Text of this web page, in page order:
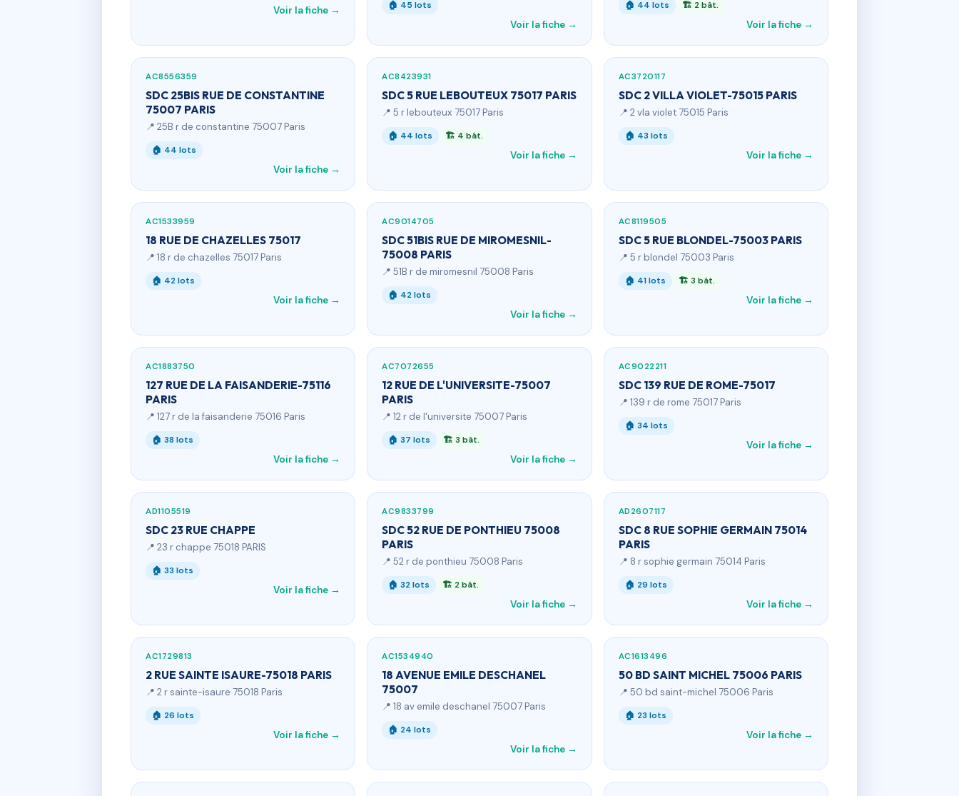
Voir la fiche → 🏠 45 lots
Voir la fiche →
🏠 44 lots 🏗 2 bât.
Voir la fiche →
AC8556359
SDC 25BIS RUE DE CONSTANTINE
75007 PARIS
📍 25B r de constantine 75007 Paris
🏠 44 lots
Voir la fiche →
AC8423931
SDC 5 RUE LEBOUTEUX 75017 PARIS
📍 5 r lebouteux 75017 Paris
🏠 44 lots 🏗 4 bât.
Voir la fiche →
AC3720117
SDC 2 VILLA VIOLET-75015 PARIS
📍 2 vla violet 75015 Paris
🏠 43 lots
Voir la fiche →
AC1533959
18 RUE DE CHAZELLES 75017
📍 18 r de chazelles 75017 Paris
🏠 42 lots
Voir la fiche →
AC9014705
SDC 51BIS RUE DE MIROMESNIL-
75008 PARIS
📍 51B r de miromesnil 75008 Paris
🏠 42 lots
Voir la fiche →
AC8119505
SDC 5 RUE BLONDEL-75003 PARIS
📍 5 r blondel 75003 Paris
🏠 41 lots 🏗 3 bât.
Voir la fiche →
AC1883750
127 RUE DE LA FAISANDERIE-75116
PARIS
📍 127 r de la faisanderie 75016 Paris
🏠 38 lots
Voir la fiche →
AC7072655
12 RUE DE L'UNIVERSITE-75007
PARIS
📍 12 r de l'universite 75007 Paris
🏠 37 lots 🏗 3 bât.
Voir la fiche →
AC9022211
SDC 139 RUE DE ROME-75017
📍 139 r de rome 75017 Paris
🏠 34 lots
Voir la fiche →
AD1105519
SDC 23 RUE CHAPPE
📍 23 r chappe 75018 PARIS
🏠 33 lots
Voir la fiche →
AC9833799
SDC 52 RUE DE PONTHIEU 75008
PARIS
📍 52 r de ponthieu 75008 Paris
🏠 32 lots 🏗 2 bât.
Voir la fiche →
AD2607117
SDC 8 RUE SOPHIE GERMAIN 75014
PARIS
📍 8 r sophie germain 75014 Paris
🏠 29 lots
Voir la fiche →
AC1729813
2 RUE SAINTE ISAURE-75018 PARIS
📍 2 r sainte-isaure 75018 Paris
🏠 26 lots
Voir la fiche →
AC1534940
18 AVENUE EMILE DESCHANEL
75007
📍 18 av emile deschanel 75007 Paris
🏠 24 lots
Voir la fiche →
AC1613496
50 BD SAINT MICHEL 75006 PARIS
📍 50 bd saint-michel 75006 Paris
🏠 23 lots
Voir la fiche →